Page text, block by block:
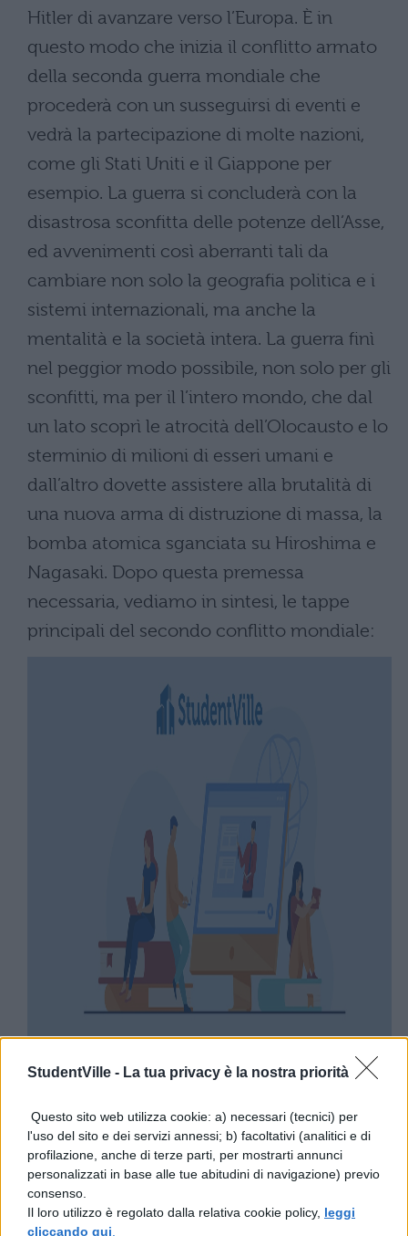
StudentVille - La tua privacy è la nostra priorità
Questo sito web utilizza cookie: a) necessari (tecnici) per
l'uso del sito e dei servizi annessi; b) facoltativi (analitici e di
profilazione, anche di terze parti, per mostrarti annunci
personalizzati in base alle tue abitudini di navigazione) previo
consenso.
Il loro utilizzo è regolato dalla relativa cookie policy, leggi
cliccando qui
Hitler di avanzare verso l’Europa. È in
questo modo che inizia il conflitto armato
della seconda guerra mondiale che
procederà con un susseguirsi di eventi e
vedrà la partecipazione di molte nazioni,
come gli Stati Uniti e il Giappone per
esempio. La guerra si concluderà con la
disastrosa sconfitta delle potenze dell’Asse,
ed avvenimenti così aberranti tali da
cambiare non solo la geografia politica e i
sistemi internazionali, ma anche la
mentalità e la società intera. La guerra finì
nel peggior modo possibile, non solo per gli
sconfitti, ma per il l’intero mondo, che dal
un lato scoprì le atrocità dell’Olocausto e lo
sterminio di milioni di esseri umani e
dall’altro dovette assistere alla brutalità di
una nuova arma di distruzione di massa, la
bomba atomica sganciata su Hiroshima e
Nagasaki. Dopo questa premessa
necessaria, vediamo in sintesi, le tappe
principali del secondo conflitto mondiale: